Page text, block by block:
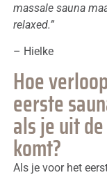
massale sauna
relaxed.”
– Hielke
Hoe
eerste
als je uit
komt?
Als je voor het